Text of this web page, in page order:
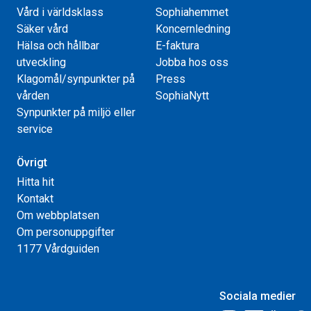
Vård i världsklass
Säker vård
Hälsa och hållbar
utveckling
Klagomål/synpunkter på
vården
Synpunkter på miljö eller
service
Sophiahemmet
Koncernledning
E-faktura
Jobba hos oss
Press
SophiaNytt
Övrigt
Hitta hit
Kontakt
Om webbplatsen
Om personuppgifter
1177 Vårdguiden
Sociala medier